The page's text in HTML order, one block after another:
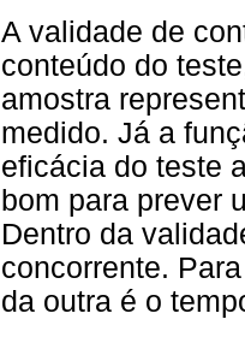
A validade de
conteúdo do
amostra
medido. Já a
eficácia do teste
bom para prever
Dentro da
concorrente.
da outra é o